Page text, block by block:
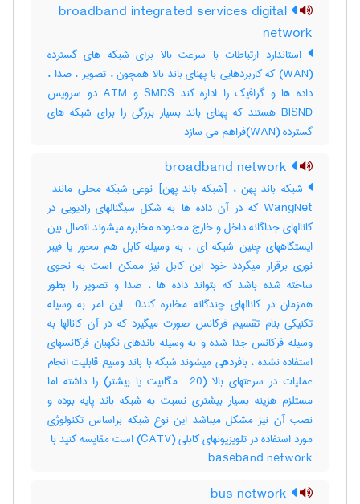
broadband integrated services digital
network
استاندارد ارتباطات با سرعت بالا برای شبکه های گسترده
(WAN) که کاربردهایی با پهنای باند بالا همچون ، تصویر ، صدا ،
داده ها و گرافیک را اداره کند SMDS و ATM دو سرویس
BISND هستند که پهنای باند بسیار بزرگی را برای شبکه های
گسترده (WAN)فراهم می سازد
WangNet که در آن داده ها به شکل سیگنالهای رادیویی در
کانالهای جداگانه داخل و خارج محدوده مخابره میشوند اتصال بین
ایستگاههای چنین شبکه ای ، به وسیله کابل هم محور یا فیبر
نوری برقرار میگردد خود این کابل نیز ممکن است به نحوی
ساخته شده باشد که بتواند داده ها ، صدا و تصویر را بطور
همزمان در کانالهای چندگانه مخابره کند‎ 0 این امر به وسیله
تکنیکی بنام تقسیم فرکانس صورت میگیرد که در آن کانالها به
وسیله فرکانس جدا شده و به وسیله باندهای نگهبان فرکانسهای
استفاده نشده ، بافردهی میشوند شبکه با باند وسیع قابلیت انجام
عملیات در سرعتهای بالا (‎ 20 مگابیت یا بیشتر) را داشته اما
مستلزم هزینه بسیار بیشتری نسبت به شبکه باند پایه بوده و
نصب آن نیز مشکل میباشد این نوع شبکه براساس تکنولوژی
baseband network